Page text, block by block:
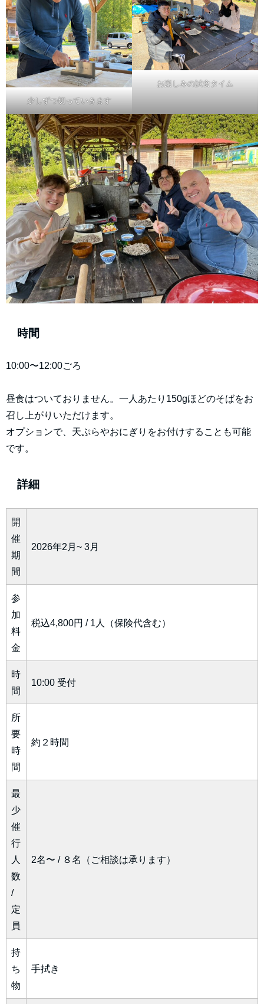
少しずつ切っていきます
お楽しみの試食タイム
時間
10:00〜12:00ごろ
昼食はついておりません。一人あたり150gほどのそばをお
召し上がりいただけます。
オプションで、天ぷらやおにぎりをお付けすることも可能
です。
詳細
開
催
期
間
2026年2月~ 3月
参
加
料
金
税込4,800円 / 1人（保険代含む）
時
間
10:00 受付
所
要
時
間
約２時間
最
少
催
行
人
数
/
定
員
2名〜 / ８名（ご相談は承ります）
持
ち
物
手拭き